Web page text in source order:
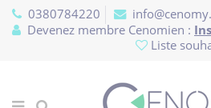
0380784220
Devenez membre Cenomien :
Liste
Panneau de gestion des cookies